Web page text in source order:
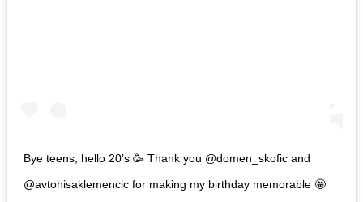
Bye teens, hello 20’s 🥳 Thank you @domen_skofic and
@avtohisaklemencic for making my birthday memorable 🤩